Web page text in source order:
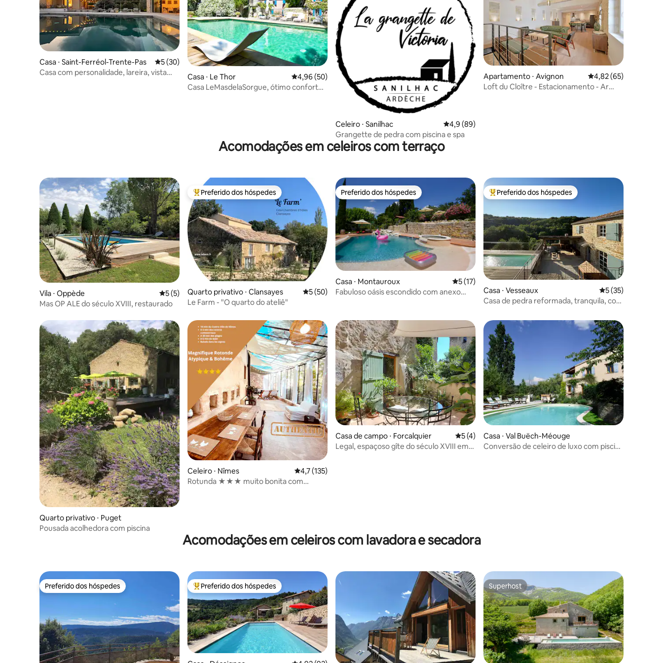
Casa ⋅ Saint-Ferréol-Trente-Pas 5 de uma avaliação média de 5, 30 avaliações
5 (30)
Casa com personalidade, lareira, vista
Casa ⋅ Le Thor 4,96 de uma avaliação média de 5, 50 avaliações
4,96 (50)
Casa LeMasdelaSorgue, ótimo conforto,
Celeiro ⋅ Sanilhac 4,9 de uma avaliação média de 5, 89 avaliações
4,9 (89)
Grangette de pedra com piscina e spa
Apartamento ⋅ Avignon 4,82 de uma
4,82 (65)
Loft du Cloître - Estacionamento - Ar
Acomodações em celeiros com terraço
Vila ⋅ Oppède 5 de uma avaliação média de 5, 5 avaliações
5 (5)
Mas OP ALE do século XVIII, restaurado
Entre os melhores preferidos dos hóspedes
Preferido dos hóspedes
Quarto privativo ⋅ Clansayes 5 de uma avaliação média de 5, 50 avaliações
5 (50)
Le Farm - "O quarto do ateliê"
Preferido dos hóspedes
Preferido dos hóspedes
Casa ⋅ Montauroux 5 de uma avaliação média de 5, 17 avaliações
5 (17)
Fabuloso oásis escondido com anexo
Entre os melhores preferidos dos hóspedes
Preferido dos hóspedes
Casa ⋅ Vesseaux 5 de uma
5 (35)
Casa de pedra reformada, tranquila, com
Quarto privativo ⋅ Puget
Pousada acolhedora com piscina
Celeiro ⋅ Nîmes 4,7 de uma avaliação média de 5, 135 avaliações
4,7 (135)
Rotunda ★★★ muito bonita com
Casa de campo ⋅ Forcalquier 5 de uma avaliação média de 5, 4 avaliações
5 (4)
Legal, espaçoso gîte do século XVIII em
Casa ⋅ Val Buëch-Méouge
Conversão de celeiro de luxo com piscina
Acomodações em celeiros com lavadora e secadora
Preferido dos hóspedes
Preferido dos hóspedes Entre os melhores preferidos dos hóspedes
Preferido dos hóspedes Superhost
Superhost